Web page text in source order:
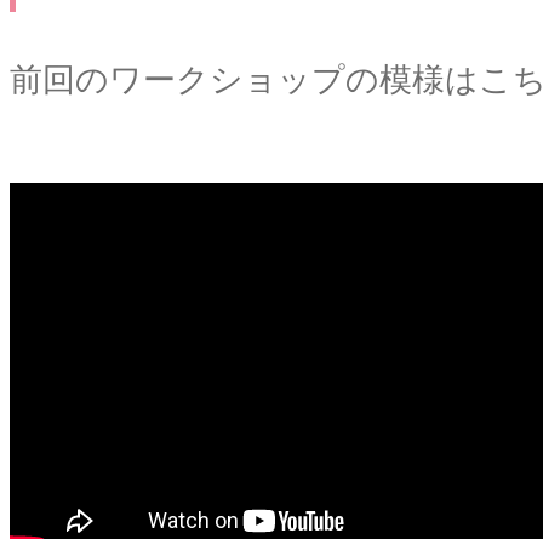
前回のワークショップの模様はこ